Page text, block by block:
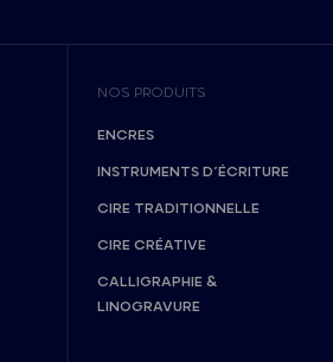
NOS PRODUITS
ENCRES
INSTRUMENTS D’ÉCRITURE
CIRE TRADITIONNELLE
CIRE CRÉATIVE
CALLIGRAPHIE &
LINOGRAVURE